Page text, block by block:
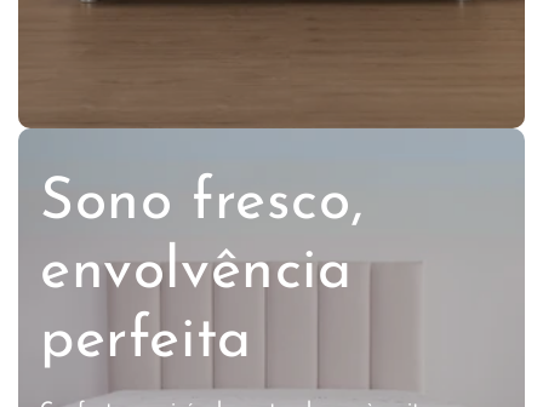
Sono fresco,
envolvência
perfeita